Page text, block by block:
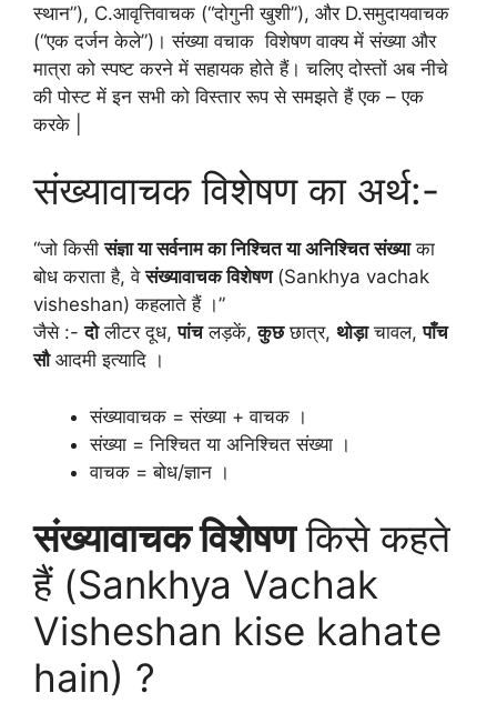
स्थान”), C.आवृत्तिवाचक (“दोगुनी खुशी”), और D.समुदायवाचक
(“एक दर्जन केले”)। संख्या वचाक विशेषण वाक्य में संख्या और
मात्रा को स्पष्ट करने में सहायक होते हैं। चलिए दोस्तों अब नीचे
की पोस्ट में इन सभी को विस्तार रूप से समझते हैं एक – एक
करके |
संख्यावाचक विशेषण का अर्थ:-
“जो किसीसंज्ञा या सर्वनाम का निश्चित या अनिश्चित संख्याका
बोध कराता है, वेसंख्यावाचक विशेषण(Sankhya vachak
visheshan) कहलाते हैं ।”
जैसे :-दोलीटर दूध,पांचलड़कें,कुछछात्र, थोड़ाचावल,पाँच
सौआदमी इत्यादि ।
संख्यावाचक = संख्या + वाचक ।
संख्या = निश्चित या अनिश्चित संख्या ।
वाचक = बोध/ज्ञान ।
संख्यावाचक विशेषणकिसे कहते
हैं (Sankhya Vachak
Visheshan kise kahate
hain) ?